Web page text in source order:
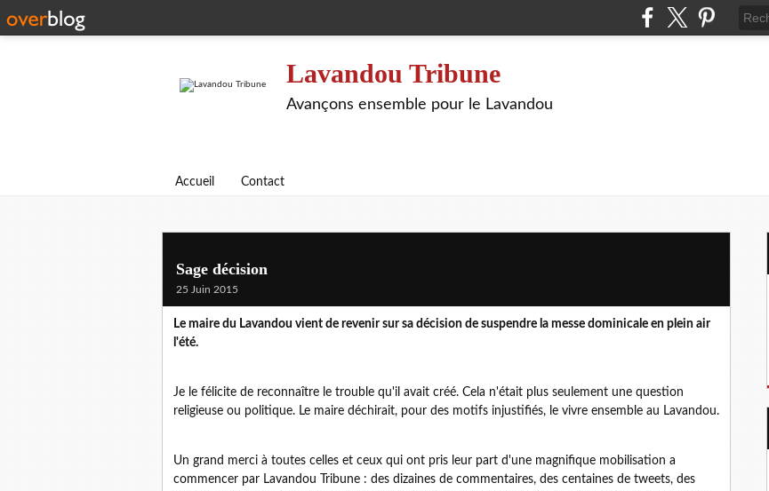
Lavandou Tribune
Avançons ensemble pour le Lavandou
Accueil Contact
Sage décision
25 Juin 2015
Le maire du Lavandou vient de revenir sur sa décision de suspendre la messe dominicale en plein air
l'été.
Je le félicite de reconnaître le trouble qu'il avait créé. Cela n'était plus seulement une question
religieuse ou politique. Le maire déchirait, pour des motifs injustifiés, le vivre ensemble au Lavandou.
Un grand merci à toutes celles et ceux qui ont pris leur part d'une magnifique mobilisation a
commencer par Lavandou Tribune : des dizaines de commentaires, des centaines de tweets, des